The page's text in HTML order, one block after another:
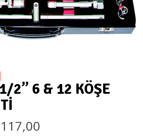
2” 6 & 12 KÖŞE
117,00